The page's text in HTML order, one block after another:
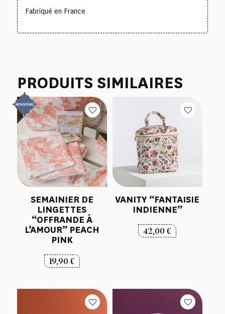
Fabriqué en France
PRODUITS SIMILAIRES
SEMAINIER DE
LINGETTES
“OFFRANDE À
L’AMOUR” PEACH
PINK
19,90€
VANITY “FANTAISIE
INDIENNE”
42,00€